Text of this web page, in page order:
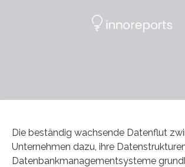
Die beständig wachsende Datenflut
Unternehmen dazu, ihre
Datenbankmanagementsysteme